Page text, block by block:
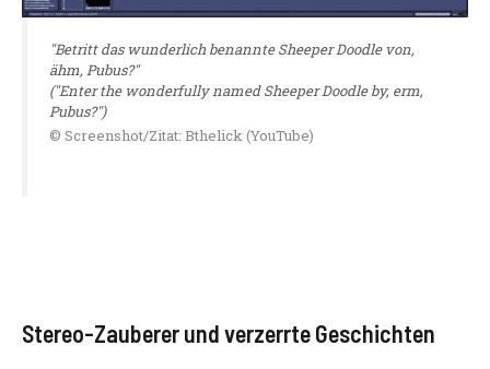
"Betritt das wunderlich benannte Sheeper Doodle von,
ähm, Pubus?"
("Enter the wonderfully named Sheeper Doodle by, erm,
Pubus?")
© Screenshot/Zitat: Bthelick (YouTube)
Stereo-Zauberer und verzerrte Geschichten